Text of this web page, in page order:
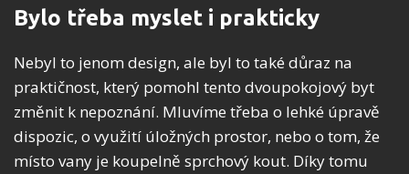
Bylo třeba myslet i prakticky
Nebyl to jenom design, ale byl to také důraz na
praktičnost, který pomohl tento dvoupokojový byt
změnit k nepoznání. Mluvíme třeba o lehké úpravě
dispozic, o využití úložných prostor, nebo o tom, že
místo vany je koupelně sprchový kout. Díky tomu